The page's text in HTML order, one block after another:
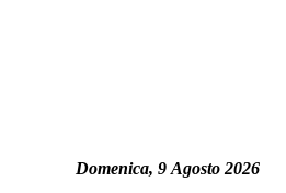
Domenica, 9 Agosto 2026